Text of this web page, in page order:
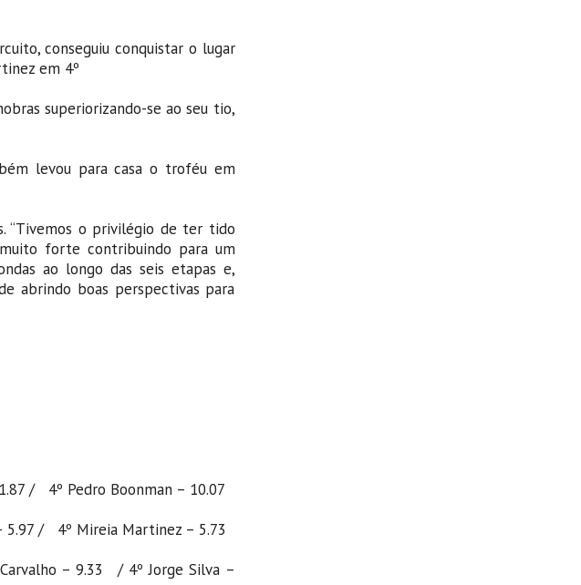
conseguiu conquistar o lugar
em 4º
superiorizando-se ao seu tio,
levou para casa o troféu em
“Tivemos o privilégio de ter tido
forte contribuindo para um
ao longo das seis etapas e,
abrindo boas perspectivas para
/ 4º Pedro Boonman – 10.07
/ 4º Mireia Martinez – 5.73
– 9.33 / 4º Jorge Silva –